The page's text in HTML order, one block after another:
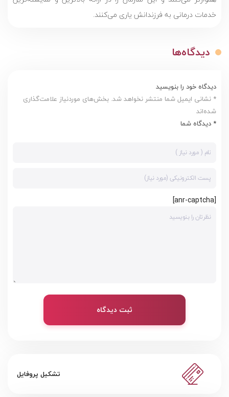
خدمات درمانی به فرزندانش یاری می‌کنند.
دیدگاه‌ها
دیدگاه خود را بنویسید
* نشانی ایمیل شما منتشر نخواهد شد. بخش‌های موردنیاز علامت‌گذاری
شده‌اند
* دیدگاه شما
[anr-captcha]
ثبت دیدگاه
تشکیل پروفایل